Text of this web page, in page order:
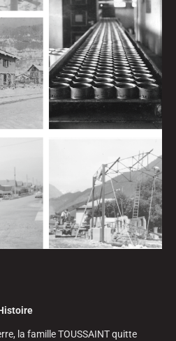
SPORTS
la famille TOUSSAINT quitte